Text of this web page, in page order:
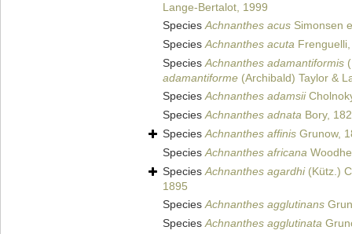
Lange-Bertalot, 1999
SpeciesAchnanthes acus Simonsen
SpeciesAchnanthes acuta
SpeciesAchnanthes adamantiformis
adamantiforme (Archibald) Taylor &
SpeciesAchnanthes adamsii
SpeciesAchnanthes adnata Bory,
SpeciesAchnanthes affinis Grunow,
SpeciesAchnanthes africana
SpeciesAchnanthes agardhi(Kütz.)
1895
SpeciesAchnanthes agglutinans
SpeciesAchnanthes agglutinata